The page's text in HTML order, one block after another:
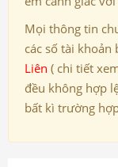
Mọi thông tin
các số tài khoản
Liên ( chi tiết
đều không hợp
bất kì trường